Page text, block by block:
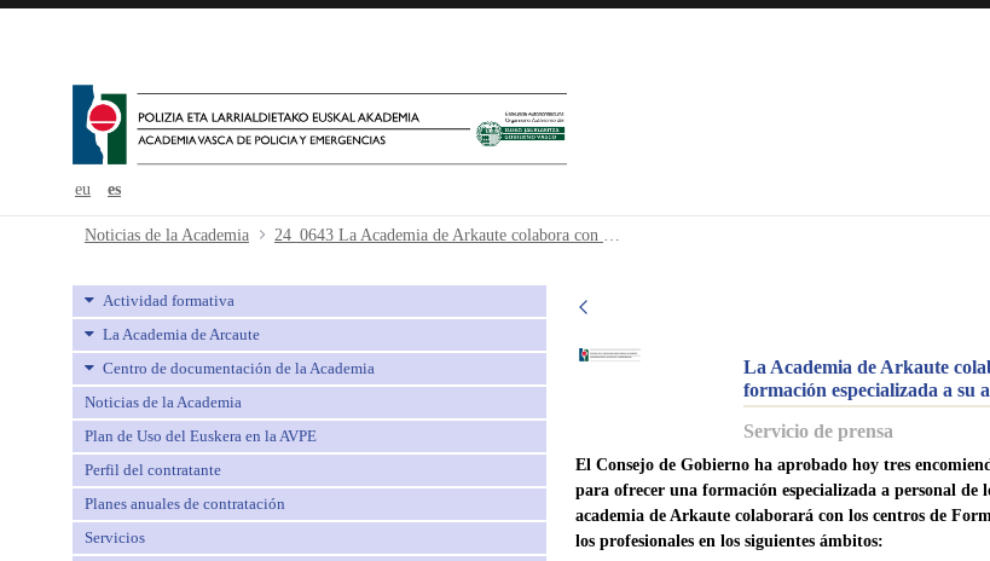
eu es
24_0643 La Academia de Arkaute colabora con tres centros de
Noticias de la Academia 24_0643 La Academia de Arkaute colabora con tres centros de formación profesional para ofrecer formación especializada a su alumnado
Actividad formativa
La Academia de Arcaute
Centro de documentación de la Academia
Noticias de la Academia
Plan de Uso del Euskera en la AVPE
Perfil del contratante
Planes anuales de contratación
Servicios
La Academia de Arkaute
formación especializada a su
Servicio de prensa
El Consejo de Gobierno ha aprobado hoy tres
para ofrecer una formación especializada a personal de
academia de Arkaute colaborará con los centros de
los profesionales en los siguientes ámbitos: